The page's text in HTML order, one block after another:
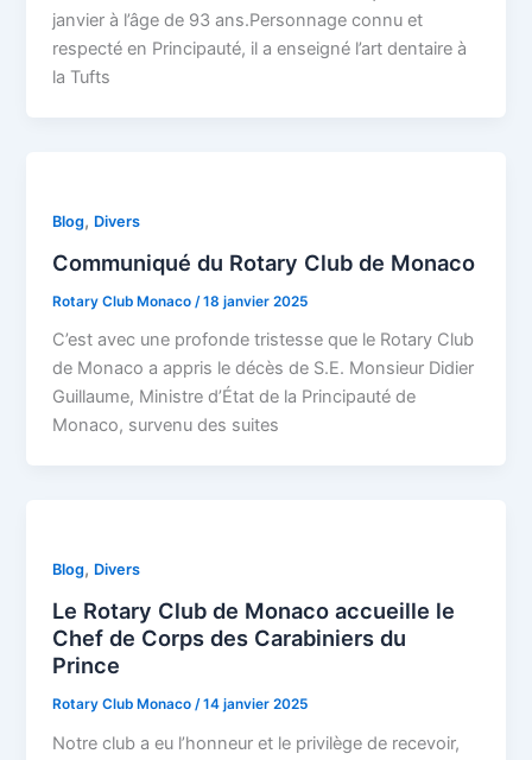
janvier à l’âge de 93 ans.Personnage connu et
respecté en Principauté, il a enseigné l’art dentaire à
la Tufts
Blog, Divers
Communiqué du Rotary Club de Monaco
Rotary Club Monaco /18 janvier 2025
C’est avec une profonde tristesse que le Rotary Club
de Monaco a appris le décès de S.E. Monsieur Didier
Guillaume, Ministre d’État de la Principauté de
Monaco, survenu des suites
Blog, Divers
Le Rotary Club de Monaco accueille le
Chef de Corps des Carabiniers du
Prince
Rotary Club Monaco /14 janvier 2025
Notre club a eu l’honneur et le privilège de recevoir,